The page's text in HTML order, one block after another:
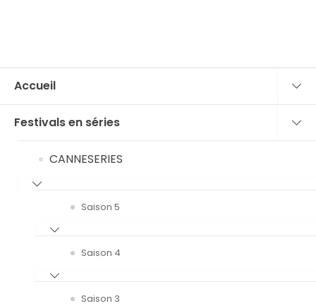
Accueil
Festivals en séries
CANNESERIES
Saison 5
Saison 4
Saison 3